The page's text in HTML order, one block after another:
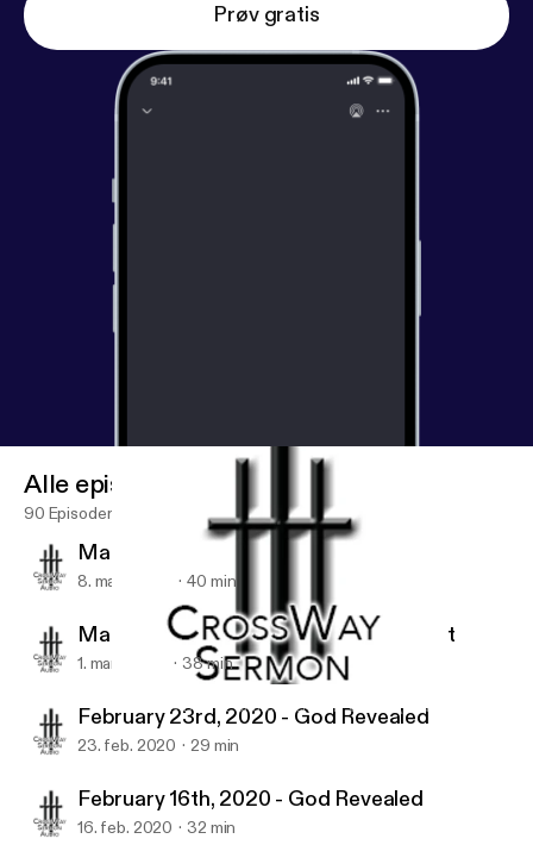
Prøv gratis
CrossWay Baptist Church Sermon Podcast (audio)
Alle episoder
90 Episoder
March 8th, 2020 - God Revealed
8. mars 2020 40 min
March 1st, 2020 - Mission Team Report
1. mars 2020 38 min
February 23rd, 2020 - God Revealed
23. feb. 2020 29 min
February 16th, 2020 - God Revealed
16. feb. 2020 32 min